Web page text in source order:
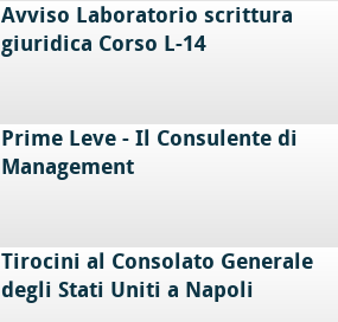
Avviso Laboratorio scrittura
giuridica Corso L-14
Prime Leve - Il Consulente di
Management
Tirocini al Consolato Generale
degli Stati Uniti a Napoli